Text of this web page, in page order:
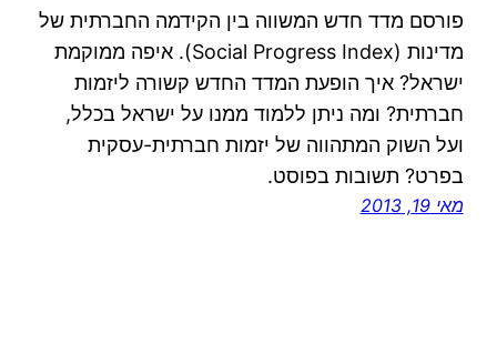
פורסם מדד חדש המשווה בין הקידמה החברתית של
מדינות (Social Progress Index). איפה ממוקמת
ישראל? איך הופעת המדד החדש קשורה ליזמות
חברתית? ומה ניתן ללמוד ממנו על ישראל בכלל,
ועל השוק המתהווה של יזמות חברתית-עסקית
בפרט? תשובות בפוסט.
מאי 19, 2013